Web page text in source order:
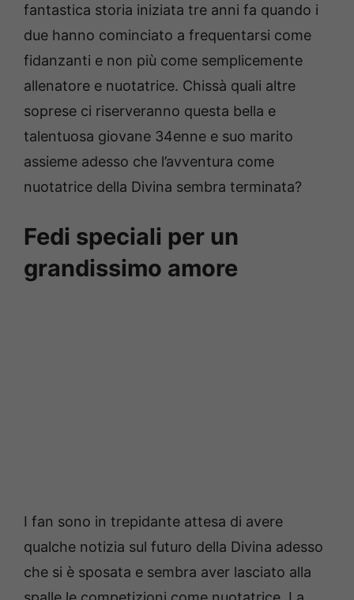
fantastica storia iniziata tre anni fa quando i
due hanno cominciato a frequentarsi come
fidanzanti e non più come semplicemente
allenatore e nuotatrice. Chissà quali altre
soprese ci riserveranno questa bella e
talentuosa giovane 34enne e suo marito
assieme adesso che l’avventura come
nuotatrice della Divina sembra terminata?
Fedi speciali per un
grandissimo amore
I fan sono in trepidante attesa di avere
qualche notizia sul futuro della Divina adesso
che si è sposata e sembra aver lasciato alla